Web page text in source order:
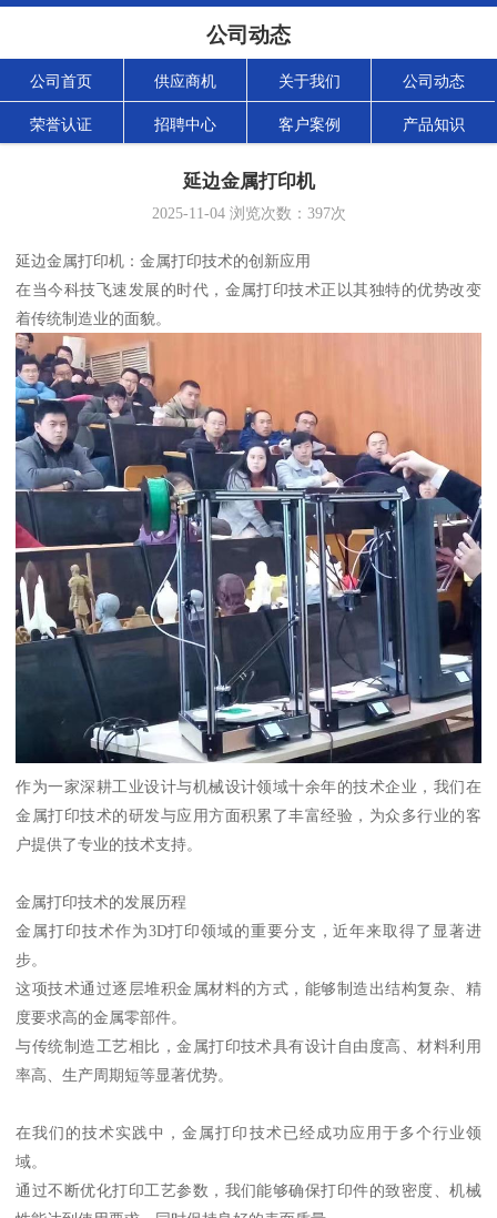
公司动态
公司首页 供应商机 关于我们 公司动态
荣誉认证 招聘中心 客户案例 产品知识
延边金属打印机
2025-11-04浏览次数： 397次
延边金属打印机：金属打印技术的创新应用
在当今科技飞速发展的时代，金属打印技术正以其独特的优势改变
着传统制造业的面貌。
作为一家深耕工业设计与机械设计领域十余年的技术企业，我们在
金属打印技术的研发与应用方面积累了丰富经验，为众多行业的客
户提供了专业的技术支持。
金属打印技术的发展历程
金属打印技术作为3D打印领域的重要分支，近年来取得了显著进
步。
这项技术通过逐层堆积金属材料的方式，能够制造出结构复杂、精
度要求高的金属零部件。
与传统制造工艺相比，金属打印技术具有设计自由度高、材料利用
率高、生产周期短等显著优势。
在我们的技术实践中，金属打印技术已经成功应用于多个行业领
域。
通过不断优化打印工艺参数，我们能够确保打印件的致密度、机械